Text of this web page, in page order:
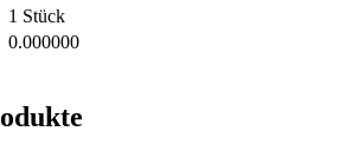
1 Stück
0.000000